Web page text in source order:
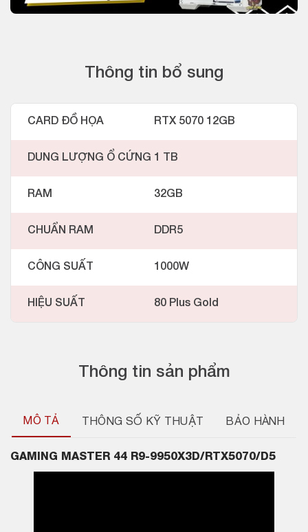
Thông tin sản phẩm
MÔ TẢ THÔNG SỐ KỸ THUẬT BẢO HÀNH
GAMING MASTER 44 R9-9950X3D/RTX5070/D5
Thông tin bổ sung
CARD ĐỒ HỌA RTX 5070 12GB
DUNG LƯỢNG Ổ CỨNG 1 TB
RAM 32GB
CHUẨN RAM DDR5
CÔNG SUẤT 1000W
HIỆU SUẤT 80 Plus Gold